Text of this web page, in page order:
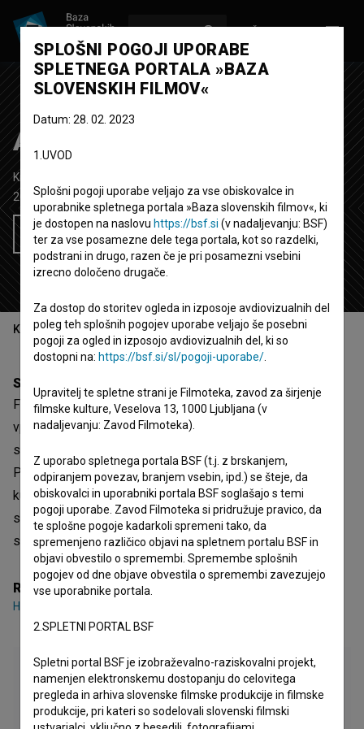
Američanke
Kratki dokumentarni film
2005
Slovenija
Želim si ogledati ta film
Kazalo
Sinopsis
Film se na humoren in človeški način loteva dveh velikih
vprašanj: kaj je nacionalna identiteta in zakaj nam je v
sodobnem multikulturnem svetu še vedno zelo potrebna?
Protagonistke prihajajo iz zelo različnih družbenih in
kulturnih okolij, skupno pa jim je eno: vse so prepričane, da
so Slovenke, ne glede na to, ali so se v Ameriko izselile
same, ali pa so tja emigrirali njihovi predniki.
Režija
Hanna Slak
SPLOŠNI POGOJI UPORABE
SPLETNEGA PORTALA »BAZA
SLOVENSKIH FILMOV«
Datum: 28. 02. 2023
1.UVOD
Splošni pogoji uporabe veljajo za vse obiskovalce in
uporabnike spletnega portala »Baza slovenskih filmov«, ki
je dostopen na naslovu https://bsf.si (v nadaljevanju: BSF)
ter za vse posamezne dele tega portala, kot so razdelki,
podstrani in drugo, razen če je pri posamezni vsebini
izrecno določeno drugače.
Za dostop do storitev ogleda in izposoje avdiovizualnih del
poleg teh splošnih pogojev uporabe veljajo še posebni
pogoji za ogled in izposojo avdiovizualnih del, ki so
dostopni na: https://bsf.si/sl/pogoji-uporabe/
Upravitelj te spletne strani je Filmoteka, zavod za širjenje
filmske kulture, Veselova 13, 1000 Ljubljana (v
nadaljevanju: Zavod Filmoteka).
Z uporabo spletnega portala BSF (t.j. z brskanjem,
odpiranjem povezav, branjem vsebin, ipd.) se šteje, da
obiskovalci in uporabniki portala BSF soglašajo s temi
pogoji uporabe. Zavod Filmoteka si pridružuje pravico, da
te splošne pogoje kadarkoli spremeni tako, da
spremenjeno različico objavi na spletnem portalu BSF in
objavi obvestilo o spremembi. Spremembe splošnih
pogojev od dne objave obvestila o spremembi zavezujejo
vse uporabnike portala.
2.SPLETNI PORTAL BSF
Spletni portal BSF je izobraževalno-raziskovalni projekt,
namenjen elektronskemu dostopanju do celovitega
pregleda in arhiva slovenske filmske produkcije in filmske
produkcije, pri kateri so sodelovali slovenski filmski